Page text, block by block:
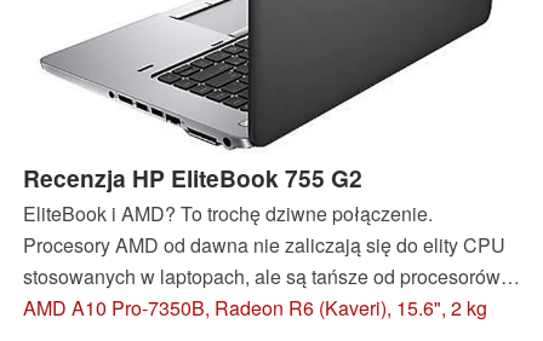
Recenzja HP EliteBook 755 G2
EliteBook i AMD? To trochę dziwne połączenie.
Procesory AMD od dawna nie zaliczają się do elity CPU
stosowanych w laptopach, ale są tańsze od procesorów
Intela. Czy wprowadzenie tych dość słabych jednostek do
AMD A10 Pro-7350B, Radeon R6 (Kaveri), 15.6", 2 kg